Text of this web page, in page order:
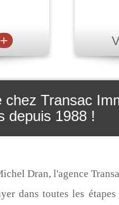
+
chez Transac
depuis 1988 !
Dran, l'agence
dans toutes les